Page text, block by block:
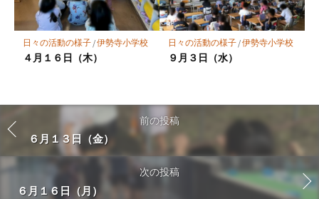
日々の活動の様子/伊勢寺小学校
４月１６日（木）
日々の活動の様子/伊勢寺小学校
９月３日（水）
前の投稿
６月１３日（金）
次の投稿
６月１６日（月）